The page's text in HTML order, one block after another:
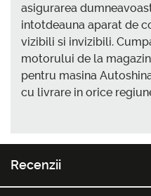
asigurarea
intotdeauna aparat de
vizibili si invizibili.
motorului de la
pentru masina
cu livrare in orice
Recenzii